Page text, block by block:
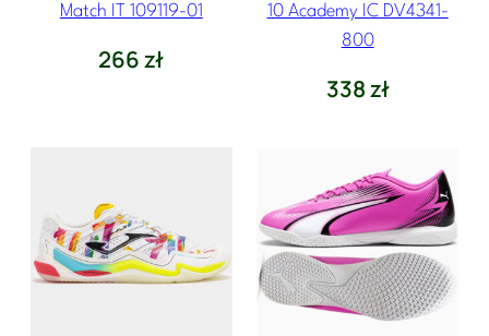
Match IT 109119-01
266zł
10 Academy IC DV4341-
800
338zł